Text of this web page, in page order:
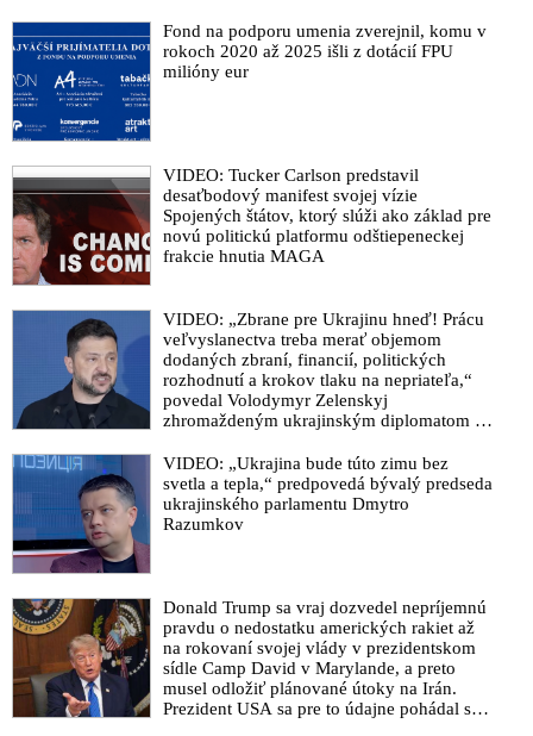
Fond na podporu umenia zverejnil, komu v
rokoch 2020 až 2025 išli z dotácií FPU
milióny eur
VIDEO: Tucker Carlson predstavil
desaťbodový manifest svojej vízie
Spojených štátov, ktorý slúži ako základ pre
novú politickú platformu odštiepeneckej
frakcie hnutia MAGA
VIDEO: „Zbrane pre Ukrajinu hneď! Prácu
veľvyslanectva treba merať objemom
dodaných zbraní, financií, politických
rozhodnutí a krokov tlaku na nepriateľa,“
povedal Volodymyr Zelenskyj
zhromaždeným ukrajinským diplomatom v
že USA Ukrajine nedodajú protiraketové
systémy Patriot
VIDEO: „Ukrajina bude túto zimu bez
svetla a tepla,“ predpovedá bývalý predseda
ukrajinského parlamentu Dmytro
Razumkov
Donald Trump sa vraj dozvedel nepríjemnú
pravdu o nedostatku amerických rakiet až
na rokovaní svojej vlády v prezidentskom
sídle Camp David v Marylande, a preto
musel odložiť plánované útoky na Irán.
Prezident USA sa pre to údajne pohádal so